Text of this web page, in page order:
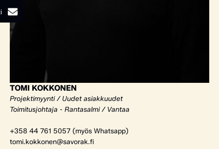
TOMI KOKKONEN
Projektimyynti / Uudet asiakkuudet
Toimitusjohtaja - Rantasalmi / Vantaa
+358 44 761 5057 (myös Whatsapp)
tomi.kokkonen@savorak.fi